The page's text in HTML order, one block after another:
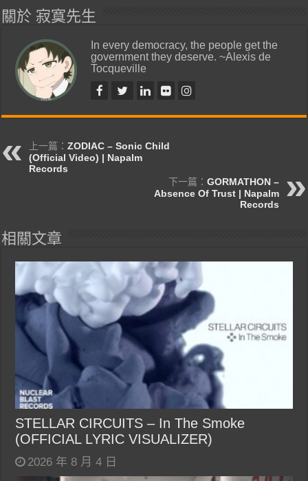
關於 寂寞先生
In every democracy, the people get the
government they deserve. ~Alexis de
Tocqueville
上一篇：ZODIAC – Sonic Child
(Official Video) | Napalm
Records
下一篇： GORMATHON –
Absence Of Trust | Napalm
Records
相關文章
STELLAR CIRCUITS – In The Smoke
(OFFICIAL LYRIC VISUALIZER)
2026 年 8 月 4 日